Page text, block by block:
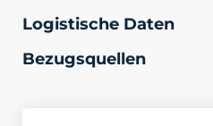
Logistische Daten
Bezugsquellen